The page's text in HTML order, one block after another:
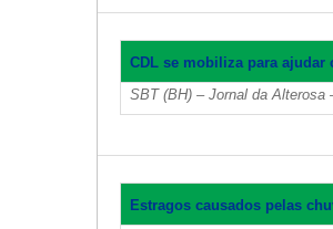
CDL se mobiliza para ajudar
SBT (BH) – Jornal da Alterosa
Estragos causados pelas